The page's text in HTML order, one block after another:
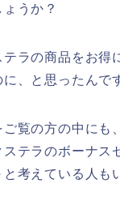
うか？
ラの商品をお
、と思ったんで
覧の方の中に
ステラのボーナ
考えている人も